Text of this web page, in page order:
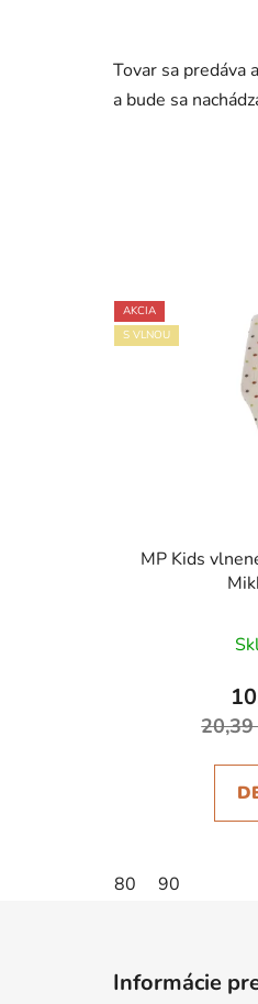
Tovar sa predáva
a bude sa
AKCIA
S VLNOU
MP Kids
80 90
Informácie